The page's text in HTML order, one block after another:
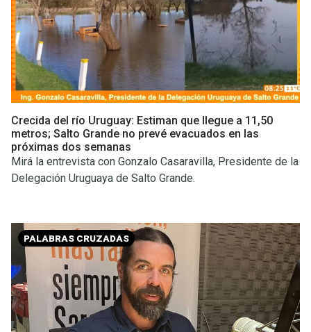
Crecida del río Uruguay: Estiman que llegue a 11,50
metros; Salto Grande no prevé evacuados en las
próximas dos semanas
Mirá la entrevista con Gonzalo Casaravilla, Presidente de la
Delegación Uruguaya de Salto Grande.
PALABRAS CRUZADAS